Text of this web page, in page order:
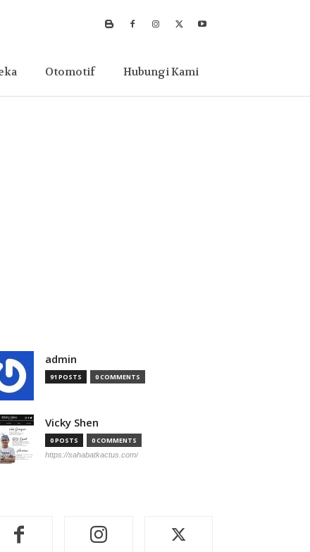
Otomotif Hubungi Kami
admin
91 POSTS 0 COMMENTS
Vicky Shen
0 POSTS 0 COMMENTS
https://sahabatkactus.com/